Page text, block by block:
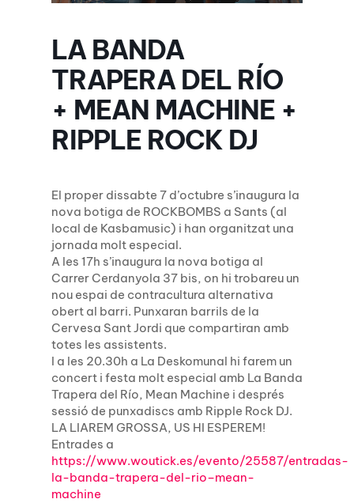
LA BANDA
TRAPERA DEL RÍO
+ MEAN MACHINE +
RIPPLE ROCK DJ
El proper dissabte 7 d’octubre s’inaugura la
nova botiga de ROCKBOMBS a Sants (al
local de Kasbamusic) i han organitzat una
jornada molt especial.
A les 17h s’inaugura la nova botiga al
Carrer Cerdanyola 37 bis, on hi trobareu un
nou espai de contracultura alternativa
obert al barri. Punxaran barrils de la
Cervesa Sant Jordi que compartiran amb
totes les assistents.
I a les 20.30h a La Deskomunal hi farem un
concert i festa molt especial amb La Banda
Trapera del Río, Mean Machine i després
sessió de punxadiscs amb Ripple Rock DJ.
LA LIAREM GROSSA, US HI ESPEREM!
Entrades a
https://www.woutick.es/evento/25587/entradas-
la-banda-trapera-del-rio–mean-
machine